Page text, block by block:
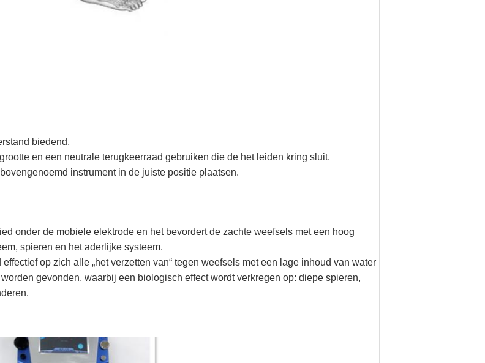
biedend,
en een neutrale terugkeerraad gebruiken die de het leiden kring sluit.
instrument in de juiste positie plaatsen.
onder de mobiele elektrode en het bevordert de zachte weefsels met een hoog
spieren en het aderlijke systeem.
op zich alle „het verzetten van“ tegen weefsels met een lage inhoud van water
gevonden, waarbij een biologisch effect wordt verkregen op: diepe spieren,